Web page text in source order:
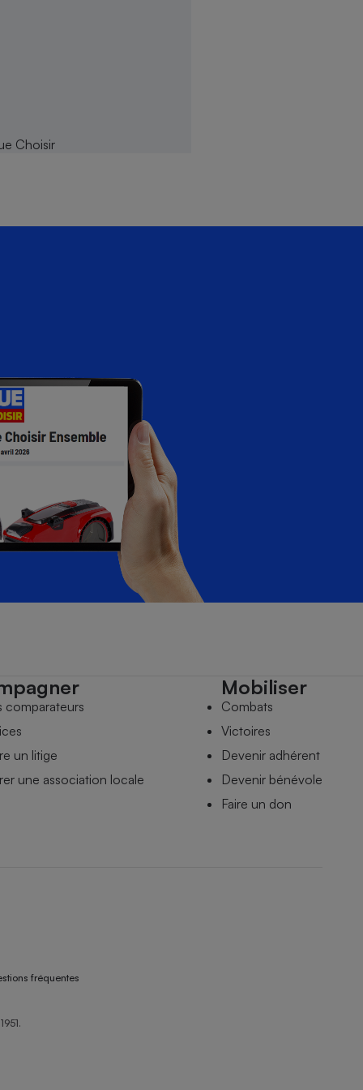
comparateurs
un litige
une association locale
Mobiliser
Combats
Victoires
Devenir adhérent
Devenir bénévole
Faire un don
fréquentes